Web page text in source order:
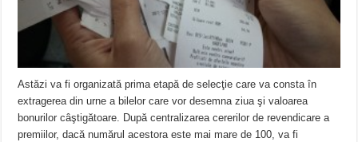
Astăzi va fi organizată prima etapă de selecţie care va consta în
extragerea din urne a bilelor care vor desemna ziua şi valoarea
bonurilor câştigătoare. După centralizarea cererilor de revendicare a
premiilor, dacă numărul acestora este mai mare de 100, va fi